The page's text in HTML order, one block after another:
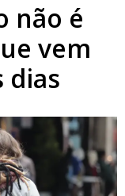
não é
vem
dias